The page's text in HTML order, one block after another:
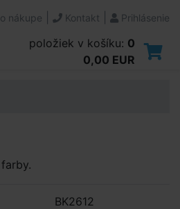
nákupe Kontakt Prihlásenie
položiek v košíku: 0
0,00 EUR
BK2612